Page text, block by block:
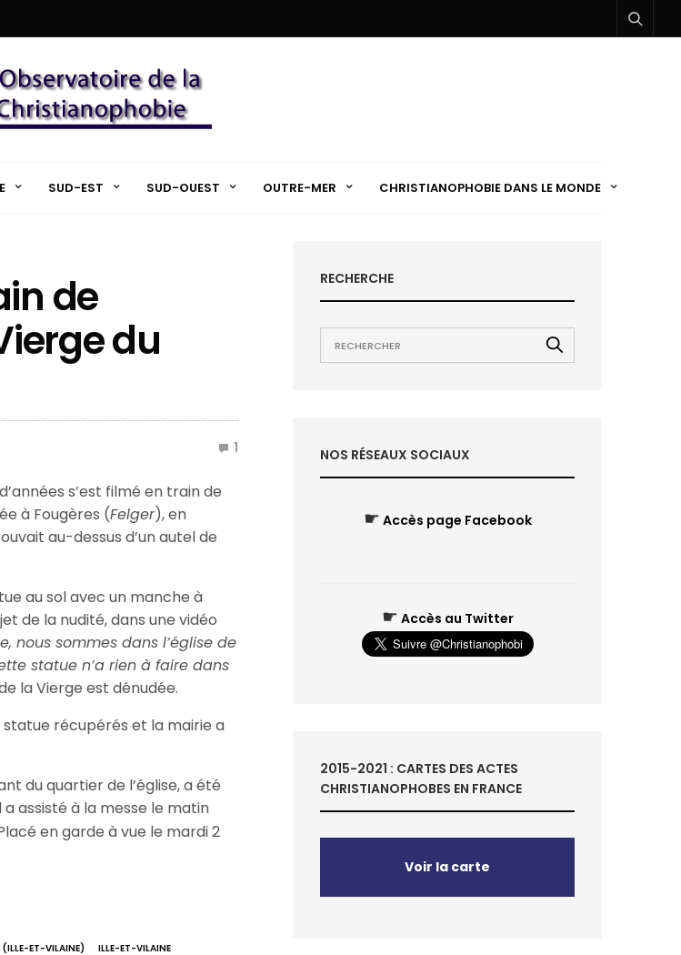
SUD-EST SUD-OUEST OUTRE-MER CHRISTIANOPHOBIE DANS LE MONDE
de
du
1
s’est filmé en train de
à Fougères (Felger), en
au-dessus d’un autel de
au sol avec un manche à
de la nudité, dans une vidéo
nous sommes dans l’église de
statue n’a rien à faire dans
la Vierge est dénudée.
statue récupérés et la mairie a
du quartier de l’église, a été
assisté à la messe le matin
en garde à vue le mardi 2
(ILLE-ET-VILAINE)
ILLE-ET-VILAINE
RECHERCHE
NOS RÉSEAUX SOCIAUX
☛ Accès page Facebook
☛ Accès au Twitter
2015-2021 : CARTES DES ACTES
CHRISTIANOPHOBES EN FRANCE
Voir la carte